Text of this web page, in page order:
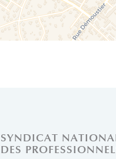
SYNDICAT
DES